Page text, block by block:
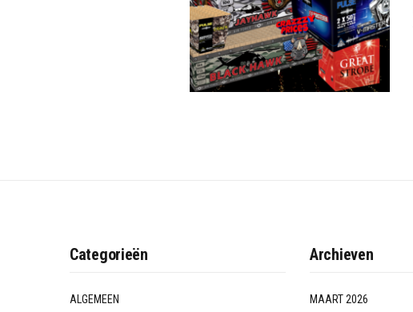
Categorieën
ALGEMEEN
Archieven
MAART 2026